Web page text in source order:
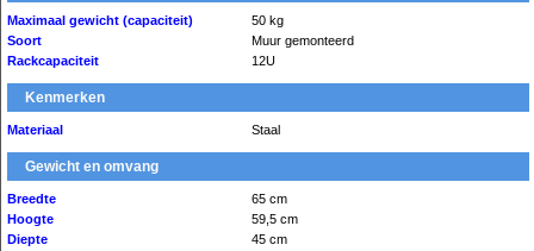
Maximaal gewicht (capaciteit)
50 kg
Soort
Muur gemonteerd
Rackcapaciteit
12U
Kenmerken
Materiaal Staal
Gewicht en omvang
Breedte
65 cm
Hoogte
59,5 cm
Diepte
45 cm